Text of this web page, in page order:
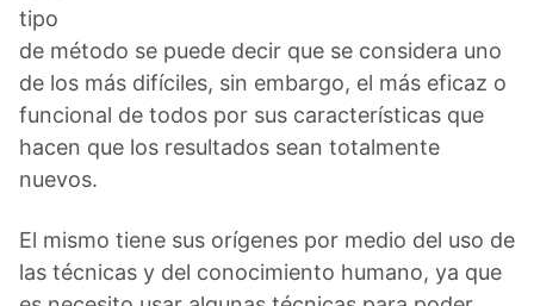
tipo
de método se puede decir que se considera uno
de los más difíciles, sin embargo, el más eficaz o
funcional de todos por sus características que
hacen que los resultados sean totalmente
nuevos.
El mismo tiene sus orígenes por medio del uso de
las técnicas y del conocimiento humano, ya que